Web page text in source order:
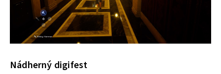
Nádherný digifest